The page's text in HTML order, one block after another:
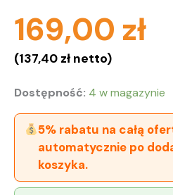
169,00 zł
(137,40 zł netto)
Dostępność: 4 w magazynie
5% rabatu na całą
automatycznie po
koszyka.